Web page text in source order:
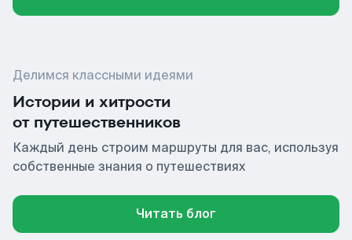
Делимся классными идеями
Истории и хитрости
от путешественников
Каждый день строим маршруты для вас, используя
собственные знания о путешествиях
Читать блог